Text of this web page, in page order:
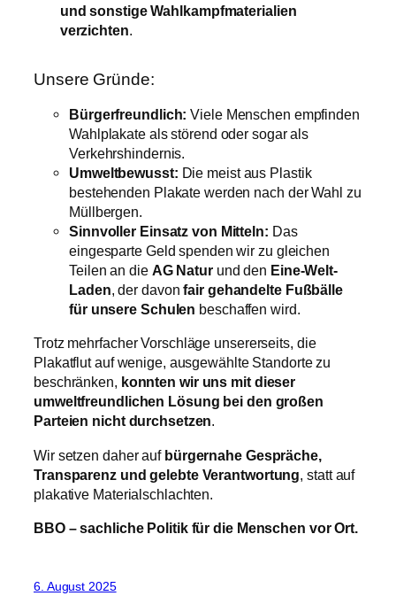
und sonstige Wahlkampfmaterialien
verzichten.
Unsere Gründe:
Bürgerfreundlich: Viele Menschen empfinden
Wahlplakate als störend oder sogar als
Verkehrshindernis.
Umweltbewusst: Die meist aus Plastik
bestehenden Plakate werden nach der Wahl zu
Müllbergen.
Sinnvoller Einsatz von Mitteln: Das
eingesparte Geld spenden wir zu gleichen
Teilen an die AG Naturund den Eine-Welt-
Laden, der davonfair gehandelte Fußbälle
für unsere Schulen beschaffen wird.
Trotz mehrfacher Vorschläge unsererseits, die
Plakatflut auf wenige, ausgewählte Standorte zu
beschränken, konnten wir uns mit dieser
umweltfreundlichen Lösung bei den großen
Parteien nicht durchsetzen.
Wir setzen daher auf bürgernahe Gespräche,
Transparenz und gelebte Verantwortung , statt auf
plakative Materialschlachten.
BBO – sachliche Politik für die Menschen vor Ort.
6. August 2025